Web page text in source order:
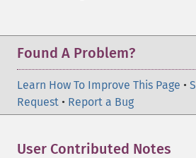
Found A Problem?
Learn How To Improve This Page •
Request • Report a Bug
User Contributed Notes